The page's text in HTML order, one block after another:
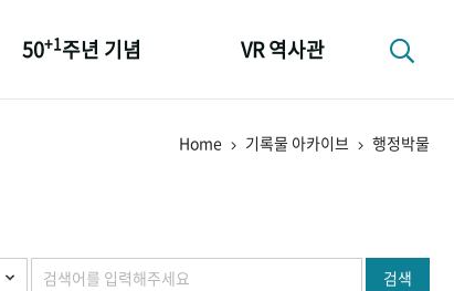
50+1주년 기념
세계와 함께 한 KIHASA
VR 역사관
Home 기록물 아카이브 행정박물
검색